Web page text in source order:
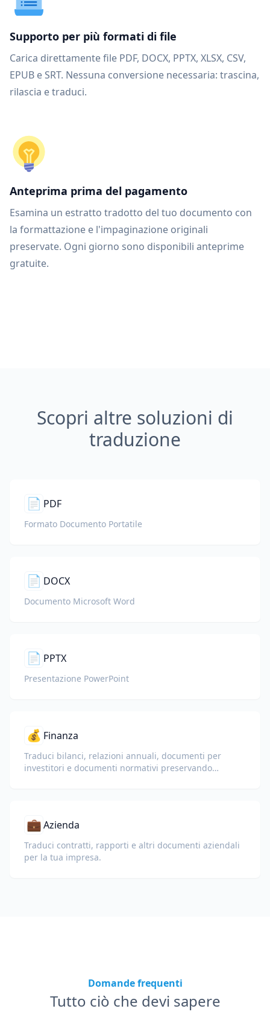
Supporto per più formati di file
Carica direttamente file PDF, DOCX, PPTX, XLSX, CSV,
EPUB e SRT. Nessuna conversione necessaria: trascina,
rilascia e traduci.
Anteprima prima del pagamento
Esamina un estratto tradotto del tuo documento con
la formattazione e l'impaginazione originali
preservate. Ogni giorno sono disponibili anteprime
gratuite.
Scopri altre soluzioni di
traduzione
📄 PDF
Formato Documento Portatile
📄 DOCX
Documento Microsoft Word
📄 PPTX
Presentazione PowerPoint
💰 Finanza
Traduci bilanci, relazioni annuali, documenti per
investitori e documenti normativi preservando
💼Azienda
Traduci contratti, rapporti e altri documenti aziendali
per la tua impresa.
Domande frequenti
Tutto ciò che devi sapere